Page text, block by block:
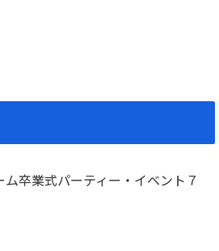
ム卒業式パーティー・イベント７